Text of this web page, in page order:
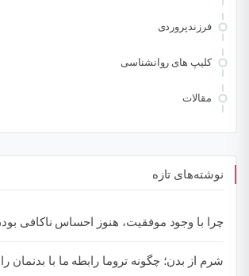
فرزندپروردی
کلیپ های روانشناسی
مقالات
نوشته‌های تازه
چرا با وجود موفقیت، هنوز احساس ناکافی
شرم از بدن؛ چگونه تروما رابطه ما با بدنمان